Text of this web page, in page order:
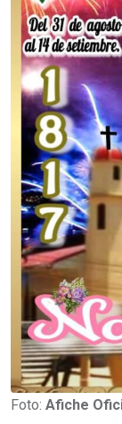
Foto: Afiche